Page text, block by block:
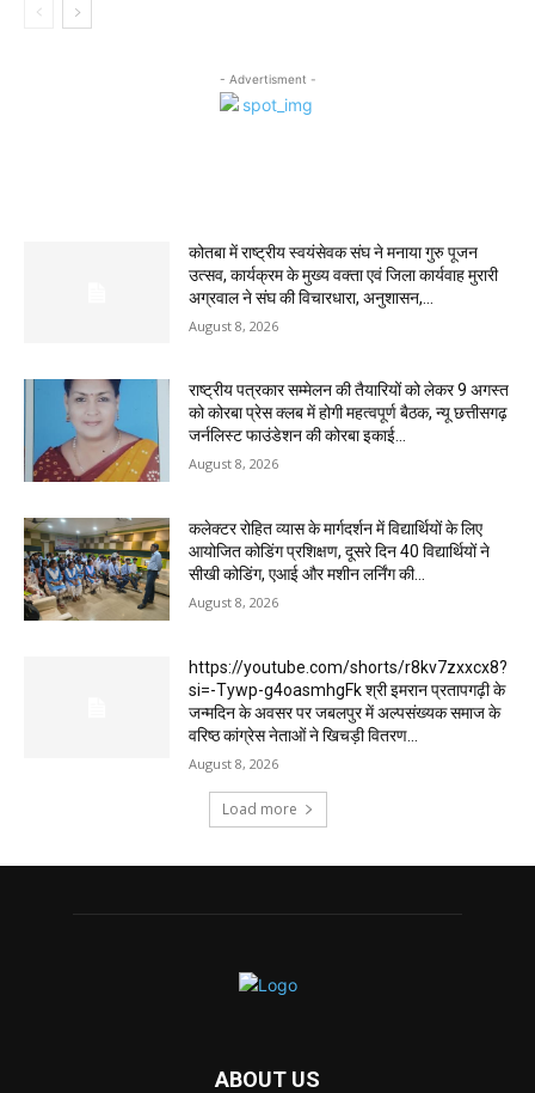
- Advertisment -
कोतबा में राष्ट्रीय स्वयंसेवक संघ ने मनाया गुरु पूजन
उत्सव, कार्यक्रम के मुख्य वक्ता एवं जिला कार्यवाह मुरारी
अग्रवाल ने संघ की विचारधारा, अनुशासन,...
August 8, 2026
राष्ट्रीय पत्रकार सम्मेलन की तैयारियों को लेकर 9 अगस्त
को कोरबा प्रेस क्लब में होगी महत्वपूर्ण बैठक, न्यू छत्तीसगढ़
जर्नलिस्ट फाउंडेशन की कोरबा इकाई...
August 8, 2026
कलेक्टर रोहित व्यास के मार्गदर्शन में विद्यार्थियों के लिए
आयोजित कोडिंग प्रशिक्षण, दूसरे दिन 40 विद्यार्थियों ने
सीखी कोडिंग, एआई और मशीन लर्निंग की...
August 8, 2026
https://youtube.com/shorts/r8kv7zxxcx8?
si=-Tywp-g4oasmhgFk श्री इमरान प्रतापगढ़ी के
जन्मदिन के अवसर पर जबलपुर में अल्पसंख्यक समाज के
वरिष्ठ कांग्रेस नेताओं ने खिचड़ी वितरण...
August 8, 2026
Load more
ABOUT US